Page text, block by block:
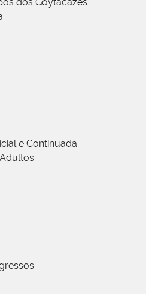
dos Goytacazes
e Continuada